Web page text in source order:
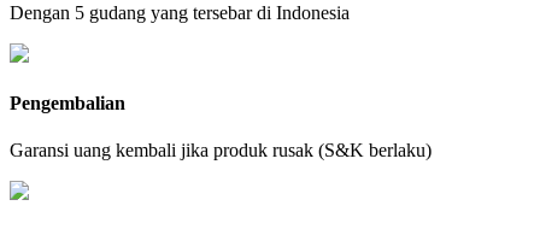
Dengan 5 gudang yang tersebar di Indonesia
Pengembalian
Garansi uang kembali jika produk rusak (S&K berlaku)